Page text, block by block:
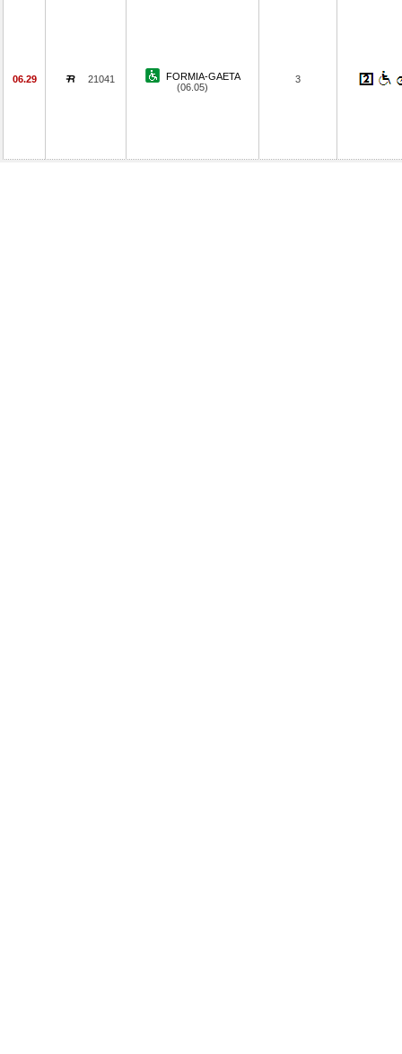
06.29 21041
FORMIA-GAETA
(06.05)
3